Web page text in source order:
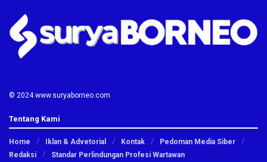
© 2024 www.suryaborneo.com
Tentang Kami
Home Iklan & Advetorial Kontak
Pedoman Media Siber
Redaksi
Standar Perlindungan Profesi Wartawan